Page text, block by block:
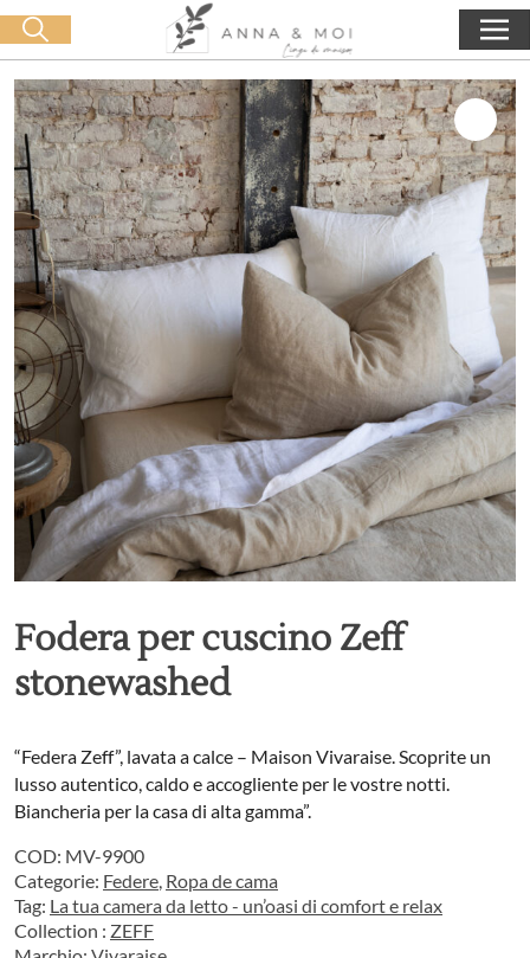
Consegna gratuita a partire da 60€ di acquisto 0,00€
Lancia la ricerca
Fodera per cuscino Zeff
stonewashed
“Federa Zeff”, lavata a calce – Maison Vivaraise. Scoprite un
lusso autentico, caldo e accogliente per le vostre notti.
Biancheria per la casa di alta gamma”.
COD: MV-9900
Categorie: Federe, Ropa de cama
Tag: La tua camera da letto - un’oasi di comfort e relax
Collection : ZEFF